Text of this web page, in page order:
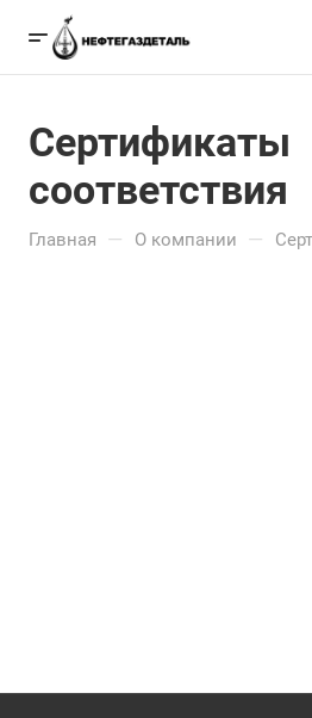
Сертификаты
соответствия
Главная — О компании —